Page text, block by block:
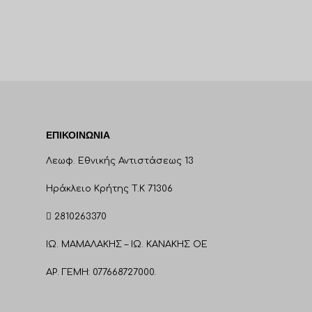
ΕΠΙΚΟΙΝΩΝΊΑ
Λεωφ. Εθνικής Αντιστάσεως 13
Ηράκλειο Κρήτης T.K 71306
2810263370
ΙΩ. ΜΑΜΑΛΑΚΗΣ – ΙΩ. ΚΑΝΑΚΗΣ ΟΕ
ΑΡ. ΓΕΜΗ: 077668727000.